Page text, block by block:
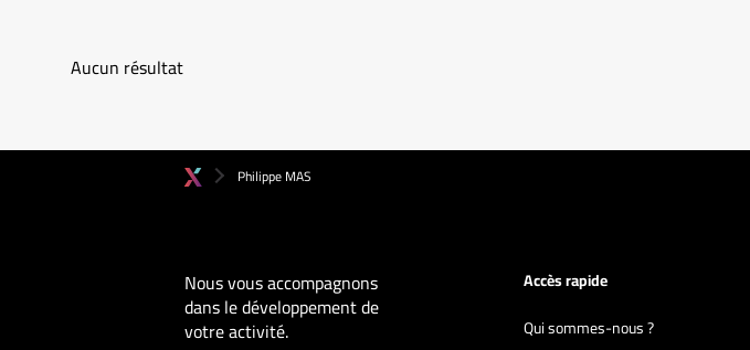
Aucun résultat
Philippe MAS
Nous vous accompagnons
dans le développement de
votre activité.
Accès rapide
Qui sommes-nous ?